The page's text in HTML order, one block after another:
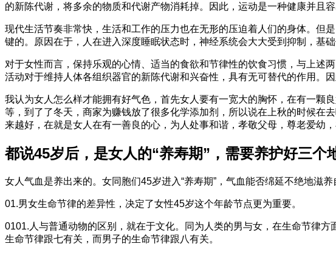
的新陈代谢，将多余的物质和代谢产物消耗掉。因此，运动是一种健康并且容
现代生活节奏非常快，生活和工作的压力也在无形的压迫着人们的身体。但
键的。原因在于，人在进入深度睡眠状态时，神经系统会大大受到抑制，基
对于女性而言，保持乐观的心情、适当的食欲和节律性的饮食习惯，与上述
活动对于维持人体各组织器官的新陈代谢和兴奋性，具有无可替代的作用。
我认为女人怎么样才能拥有好气色，首先女人要有一宽大的胸怀，在有一颗
等，到了了冬天，商家为赚钱放了很多化学添加剂，所以说在上秋的时候在
来越好，在就是女人在有一善良的心，为人处事和谐，孝敬父母，尊老爱幼
都说45岁后，是女人的“养寿期”，需要养护好三个
女人气血是养出来的。女同胞们45岁进入“养寿期”，气血能否绵延不绝地滋
01.男女生命节律的差异性，决定了女性45岁这个年龄节点更为重要。
0101.人与普通动物的区别，就在于文化。同为人类的男与女，在生命节律
生命节律跟七有关，而男子的生命节律跟八有关。